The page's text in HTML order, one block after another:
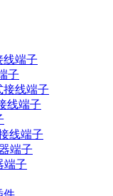
线端子
子
接线端子
线端子
线端子
端子
端子